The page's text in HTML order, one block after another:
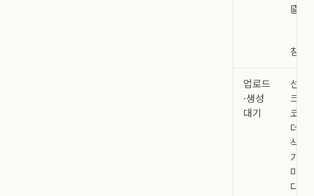
참고.
업로드
·생성
대기
선택·
크기
코멘
더보
삭제
가능
미리
다운